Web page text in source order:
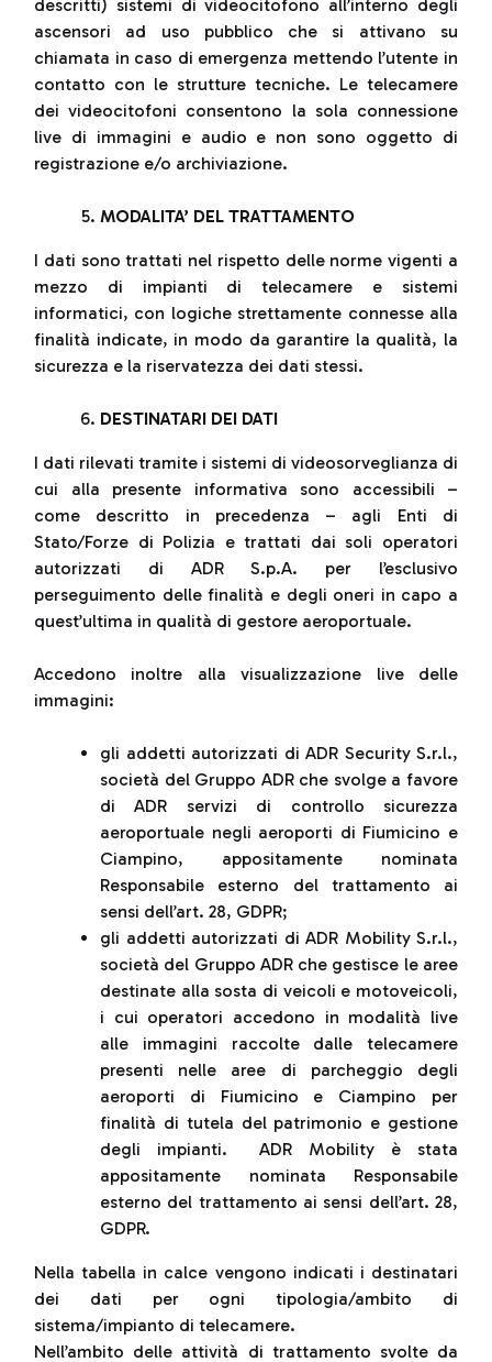
descritti) sistemi di videocitofono all’interno degli
ascensori ad uso pubblico che si attivano su
chiamata in caso di emergenza mettendo l’utente in
contatto con le strutture tecniche. Le telecamere
dei videocitofoni consentono la sola connessione
live di immagini e audio e non sono oggetto di
registrazione e/o archiviazione.
MODALITA’ DEL TRATTAMENTO
I dati sono trattati nel rispetto delle norme vigenti a
mezzo di impianti di telecamere e sistemi
informatici, con logiche strettamente connesse alla
finalità indicate, in modo da garantire la qualità, la
sicurezza e la riservatezza dei dati stessi.
DESTINATARI DEI DATI
I dati rilevati tramite i sistemi di videosorveglianza di
cui alla presente informativa sono accessibili –
come descritto in precedenza – agli Enti di
Stato/Forze di Polizia e trattati dai soli operatori
autorizzati di ADR S.p.A. per l’esclusivo
perseguimento delle finalità e degli oneri in capo a
quest’ultima in qualità di gestore aeroportuale.
Accedono inoltre alla visualizzazione live delle
immagini:
gli addetti autorizzati di ADR Security S.r.l.,
società del Gruppo ADR che svolge a favore
di ADR servizi di controllo sicurezza
aeroportuale negli aeroporti di Fiumicino e
Ciampino, appositamente nominata
Responsabile esterno del trattamento ai
sensi dell’art. 28, GDPR;
gli addetti autorizzati di ADR Mobility S.r.l.,
società del Gruppo ADR che gestisce le aree
destinate alla sosta di veicoli e motoveicoli,
i cui operatori accedono in modalità live
alle immagini raccolte dalle telecamere
presenti nelle aree di parcheggio degli
aeroporti di Fiumicino e Ciampino per
finalità di tutela del patrimonio e gestione
degli impianti. ADR Mobility è stata
appositamente nominata Responsabile
esterno del trattamento ai sensi dell’art. 28,
GDPR.
Nella tabella in calce vengono indicati i destinatari
dei dati per ogni tipologia/ambito di
sistema/impianto di telecamere.
Nell’ambito delle attività di trattamento svolte da